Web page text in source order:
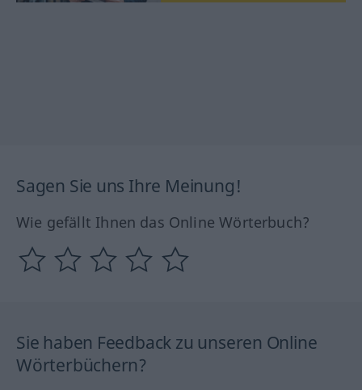
Sagen Sie uns Ihre Meinung!
Wie gefällt Ihnen das Online Wörterbuch?
Sie haben Feedback zu unseren Online
Wörterbüchern?